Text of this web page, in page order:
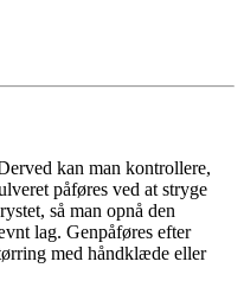
kan man kontrollere,
påføres ved at stryge
så man opnå den
lag. Genpåføres efter
med håndklæde eller